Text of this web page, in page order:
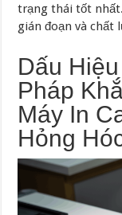
trạng thái tốt
gián đoạn và chất
Dấu
Pháp
Máy In
Hỏng